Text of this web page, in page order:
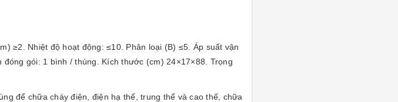
≥2. Nhiệt độ hoạt động: ≤10. Phân loại (B) ≤5. Áp suất vận
gói: 1 bình / thùng. Kích thước (cm) 24×17×88. Trọng
để chữa cháy điện, điện hạ thế, trung thế và cao thế, chữa